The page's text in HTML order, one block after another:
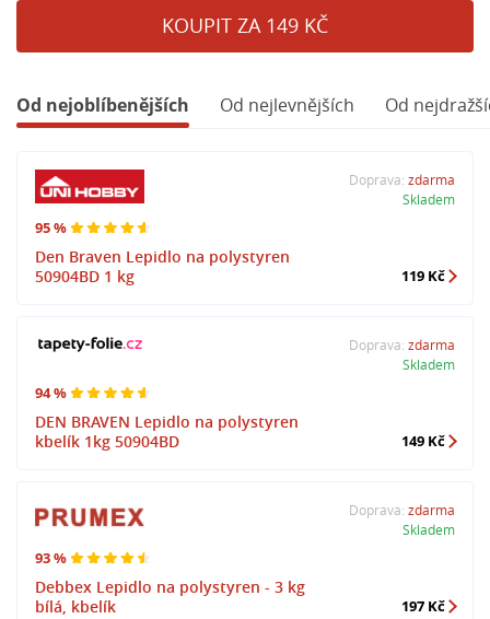
KOUPIT ZA 149 KČ
Od nejoblíbenějších Od nejlevnějších Od
95 %
Den Braven Lepidlo na polystyren
50904BD 1 kg
Doprava: zdarma
Skladem
119 Kč
94 %
DEN BRAVEN Lepidlo na polystyren
kbelík 1kg 50904BD
Doprava: zdarma
Skladem
149 Kč
93 %
Debbex Lepidlo na polystyren - 3 kg
bílá, kbelík
Doprava: zdarma
Skladem
197 Kč